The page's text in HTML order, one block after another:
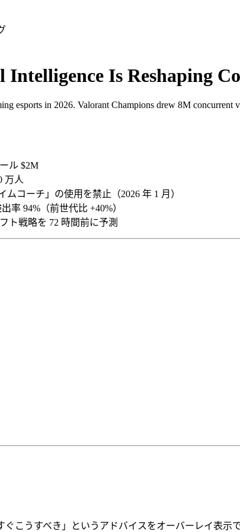
Is Reshaping
esports in 2026. Valorant Champions drew 8M
ル $2M
万人
ムコーチ」の使用を禁止（2026 年 1 月）
率 94%（前世代比 +40%）
ト戦略を 72 時間前に予測
こうすべき」というアドバイスをオーバーレイ表示